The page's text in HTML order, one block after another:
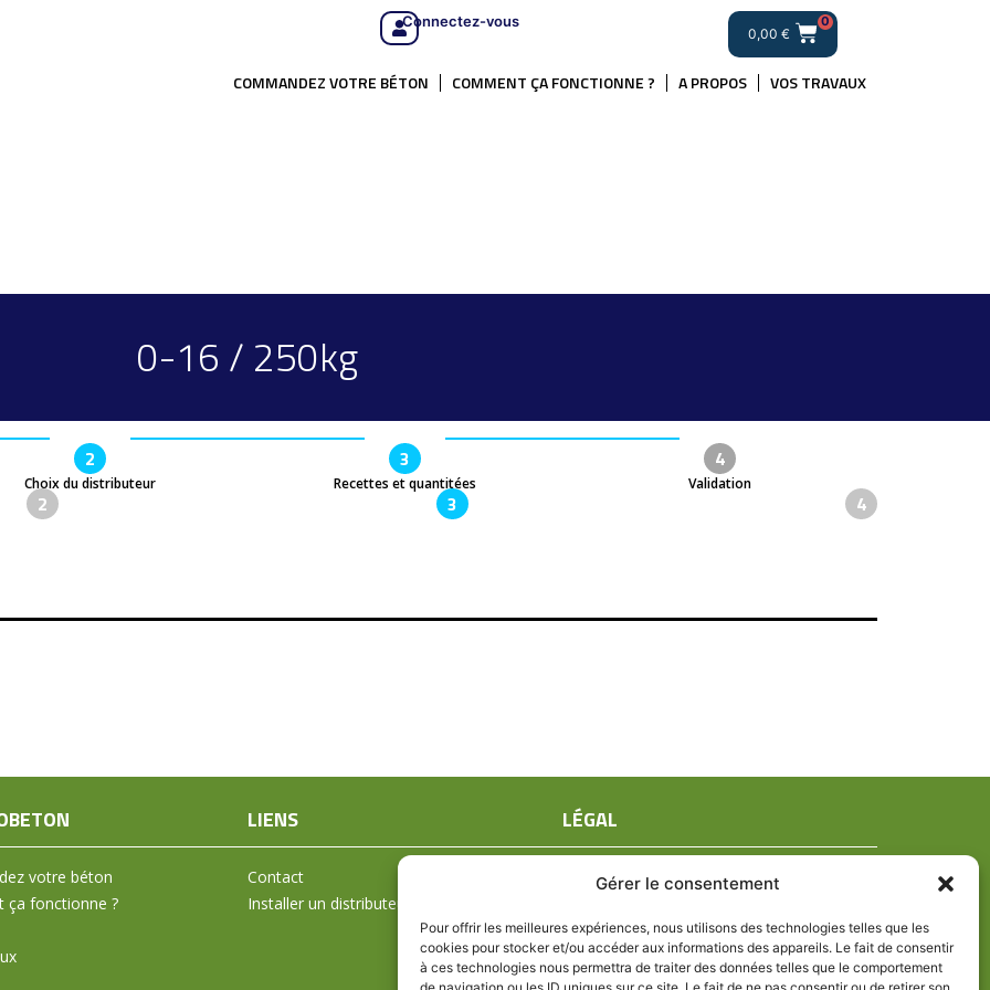
Gérer le consentement
Pour offrir les meilleures expériences, nous utilisons des technologies telles que les
cookies pour stocker et/ou accéder aux informations des appareils. Le fait de consentir
à ces technologies nous permettra de traiter des données telles que le comportement
Connectez-vous
0,00 €
0
COMMANDEZ VOTRE BÉTON COMMENT ÇA FONCTIONNE ? A PROPOS VOS TRAVAUX
0-16 / 250kg
2
Choix du distributeur
3
Recettes et quantitées
4
Validation
2 3 4
votre béton
ça fonctionne ?
LIENS
Contact
Installer un distributeur
LÉGAL
Mentions légales
Politique de confidentialité
Politique de cookies (UE)